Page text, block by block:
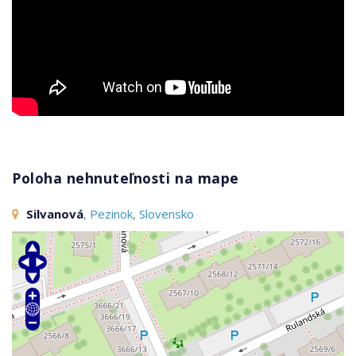
Poloha nehnuteľnosti na mape
Silvanová, Pezinok, Slovensko